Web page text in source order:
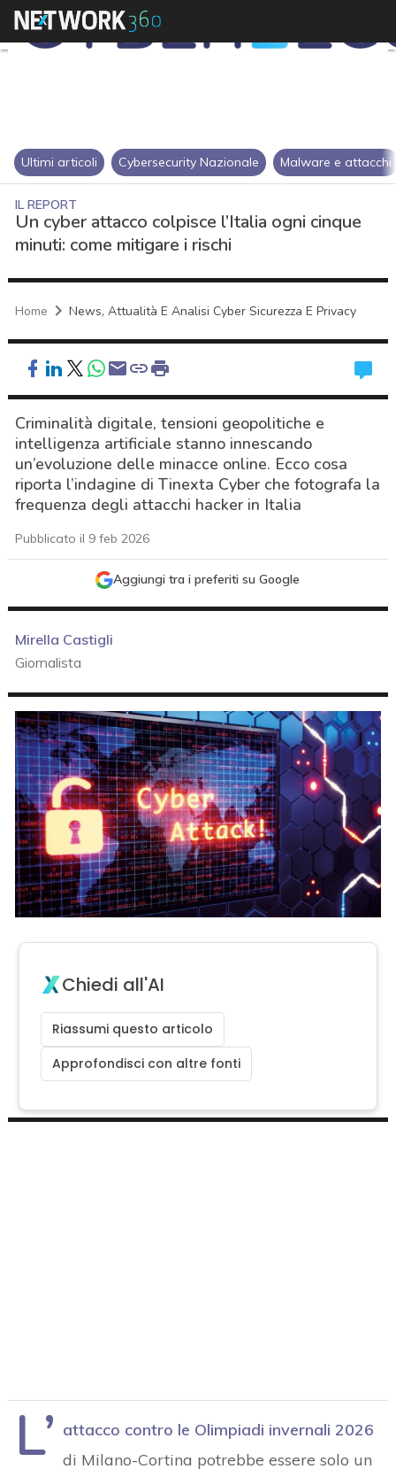
Ultimi articoli Cybersecurity Nazionale Malware e attacchi
IL REPORT
Un cyber attacco colpisce l’Italia ogni cinque
minuti: come mitigare i rischi
Home News, Attualità E Analisi Cyber Sicurezza E Privacy
Criminalità digitale, tensioni geopolitiche e
intelligenza artificiale stanno innescando
un’evoluzione delle minacce online. Ecco cosa
riporta l’indagine di Tinexta Cyber che fotografa la
frequenza degli attacchi hacker in Italia
Pubblicato il 9 feb 2026
Aggiungi tra i preferiti su Google
Mirella Castigli
Giornalista
Chiedi all'AI
Riassumi questo articolo
Approfondisci con altre fonti
L’ attacco contro le Olimpiadi invernali 2026
di Milano-Cortina potrebbe essere solo un